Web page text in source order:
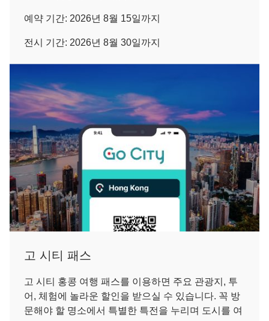
예약 기간: 2026년 8월 15일까지
전시 기간: 2026년 8월 30일까지
고 시티 패스
고 시티 홍콩 여행 패스를 이용하면 주요 관광지, 투
어, 체험에 놀라운 할인을 받으실 수 있습니다. 꼭 방
문해야 할 명소에서 특별한 특전을 누리며 도시를 여